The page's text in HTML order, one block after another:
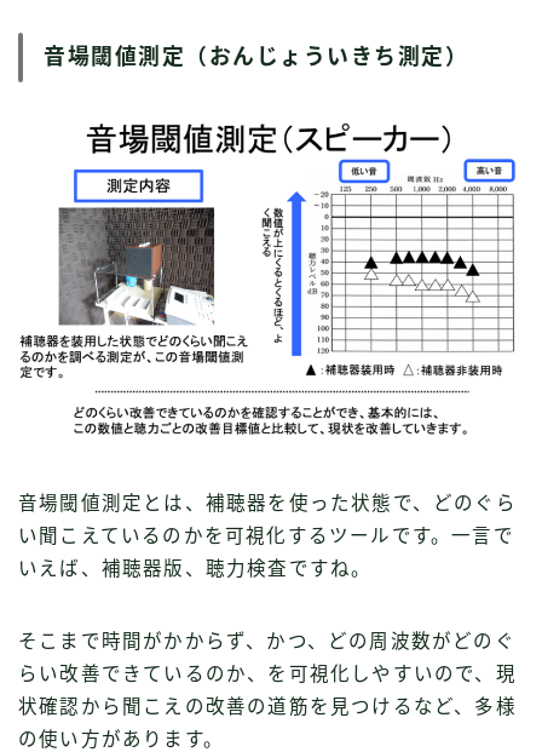
音場閾値測定（おんじょういきち測定）
音場閾値測定とは、補聴器を使った状態で、どのぐら
い聞こえているのかを可視化するツールです。一言で
いえば、補聴器版、聴力検査ですね。
そこまで時間がかからず、かつ、どの周波数がどのぐ
らい改善できているのか、を可視化しやすいので、現
状確認から聞こえの改善の道筋を見つけるなど、多様
の使い方があります。